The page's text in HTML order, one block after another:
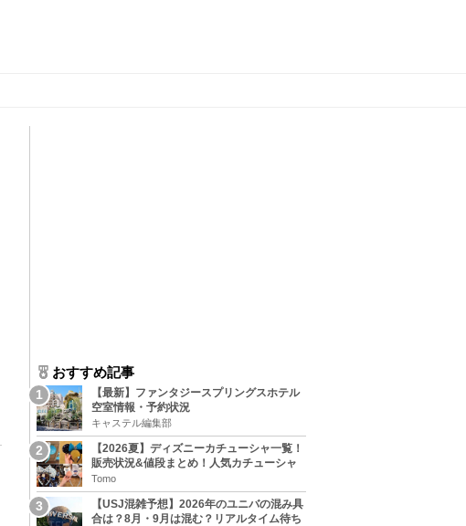
おすすめ記事
【最新】ファンタジースプリングスホテル
空室情報・予約状況
キャステル編集部
【2026夏】ディズニーカチューシャ一覧！
販売状況&値段まとめ！人気カチューシャ
をチェック
Tomo
【USJ混雑予想】2026年のユニバの混み具
合は？8月・9月は混む？リアルタイム待ち